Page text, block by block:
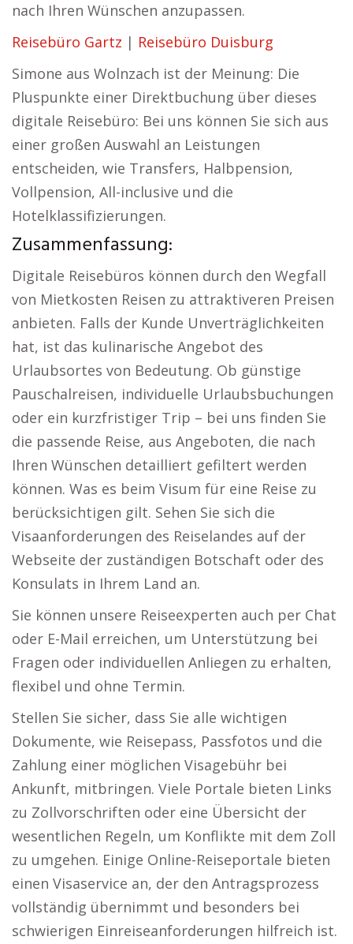
nach Ihren Wünschen anzupassen.
Reisebüro Gartz | Reisebüro Duisburg
Simone aus Wolnzach ist der Meinung: Die
Pluspunkte einer Direktbuchung über dieses
digitale Reisebüro: Bei uns können Sie sich aus
einer großen Auswahl an Leistungen
entscheiden, wie Transfers, Halbpension,
Vollpension, All-inclusive und die
Hotelklassifizierungen.
Zusammenfassung:
Digitale Reisebüros können durch den Wegfall
von Mietkosten Reisen zu attraktiveren Preisen
anbieten. Falls der Kunde Unverträglichkeiten
hat, ist das kulinarische Angebot des
Urlaubsortes von Bedeutung. Ob günstige
Pauschalreisen, individuelle Urlaubsbuchungen
oder ein kurzfristiger Trip – bei uns finden Sie
die passende Reise, aus Angeboten, die nach
Ihren Wünschen detailliert gefiltert werden
können. Was es beim Visum für eine Reise zu
berücksichtigen gilt. Sehen Sie sich die
Visaanforderungen des Reiselandes auf der
Webseite der zuständigen Botschaft oder des
Konsulats in Ihrem Land an.
Sie können unsere Reiseexperten auch per Chat
oder E-Mail erreichen, um Unterstützung bei
Fragen oder individuellen Anliegen zu erhalten,
flexibel und ohne Termin.
Stellen Sie sicher, dass Sie alle wichtigen
Dokumente, wie Reisepass, Passfotos und die
Zahlung einer möglichen Visagebühr bei
Ankunft, mitbringen. Viele Portale bieten Links
zu Zollvorschriften oder eine Übersicht der
wesentlichen Regeln, um Konflikte mit dem Zoll
zu umgehen. Einige Online-Reiseportale bieten
einen Visaservice an, der den Antragsprozess
vollständig übernimmt und besonders bei
schwierigen Einreiseanforderungen hilfreich ist.